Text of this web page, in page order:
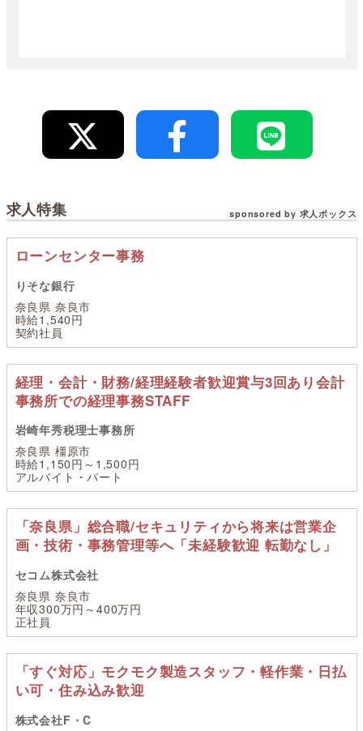
求人特集 sponsored by 求人ボックス
ローンセンター事務
りそな銀行
奈良県 奈良市
時給1,540円
契約社員
経理・会計・財務/経理経験者歓迎賞与3回あり会計
事務所での経理事務STAFF
岩崎年秀税理士事務所
奈良県 橿原市
時給1,150円～1,500円
アルバイト・パート
「奈良県」総合職/セキュリティから将来は営業企
画・技術・事務管理等へ「未経験歓迎 転勤なし」
セコム株式会社
奈良県 奈良市
年収300万円～400万円
正社員
「すぐ対応」モクモク製造スタッフ・軽作業・日払
い可・住み込み歓迎
株式会社F・C